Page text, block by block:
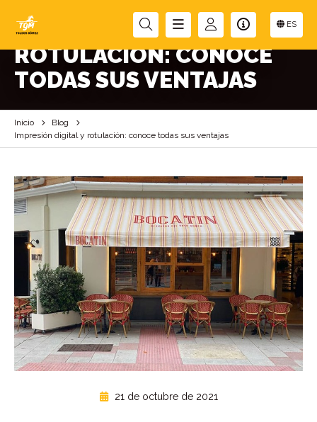
ES
IMPRESIÓN DIGITAL Y
ROTULACIÓN: CONOCE
TODAS SUS VENTAJAS
Inicio
Blog
Impresión digital y rotulación: conoce todas sus ventajas
21 de octubre de 2021